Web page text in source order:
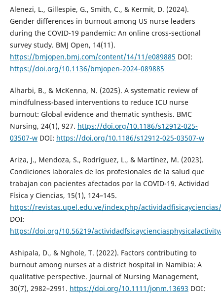
Alenezi, L., Gillespie, G., Smith, C., & Kermit, D. (2024).
Gender differences in burnout among US nurse leaders
during the COVID-19 pandemic: An online cross-sectional
survey study. BMJ Open, 14(11).
https://bmjopen.bmj.com/content/14/11/e089885 DOI:
https://doi.org/10.1136/bmjopen-2024-089885
Alharbi, B., & McKenna, N. (2025). A systematic review of
mindfulness-based interventions to reduce ICU nurse
burnout: Global evidence and thematic synthesis. BMC
Nursing, 24(1), 927. https://doi.org/10.1186/s12912-025-
03507-wDOI: https://doi.org/10.1186/s12912-025-03507-w
Ariza, J., Mendoza, S., Rodríguez, L., & Martínez, M. (2023).
Condiciones laborales de los profesionales de la salud que
trabajan con pacientes afectados por la COVID-19. Actividad
Física y Ciencias, 15(1), 124–145.
https://revistas.upel.edu.ve/index.php/
DOI:
https://doi.org/10.56219/
Ashipala, D., & Nghole, T. (2022). Factors contributing to
burnout among nurses at a district hospital in Namibia: A
qualitative perspective. Journal of Nursing Management,
30(7), 2982–2991. https://doi.org/10.1111/jonm.13693 DOI: